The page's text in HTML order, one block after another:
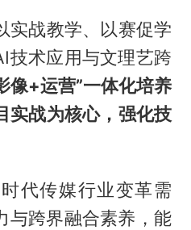
实战教学、以赛促学
技术应用与文理艺跨
像+运营”一体化培养
实战为核心，强化技
代传媒行业变革需
与跨界融合素养，能